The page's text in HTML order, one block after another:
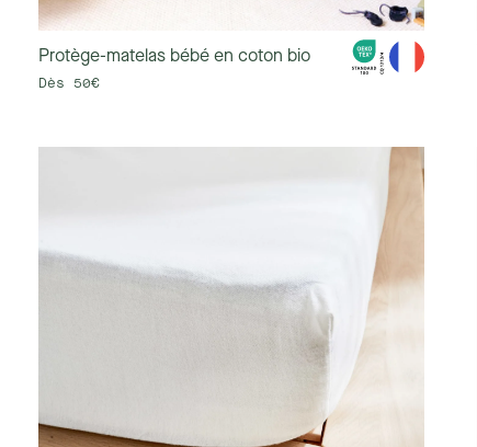
Protège-matelas bébé en coton bio
Dès 50€